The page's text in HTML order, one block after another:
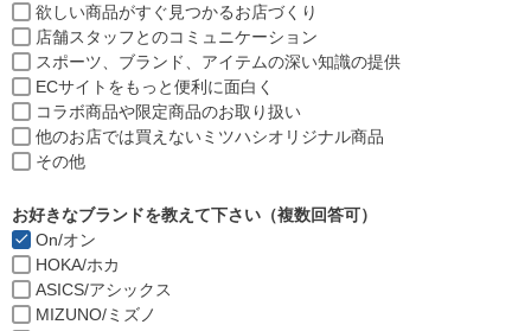
欲しい商品がすぐ見つかるお店づくり
店舗スタッフとのコミュニケーション
スポーツ、ブランド、アイテムの深い知識の提供
ECサイトをもっと便利に面白く
コラボ商品や限定商品のお取り扱い
他のお店では買えないミツハシオリジナル商品
その他
お好きなブランドを教えて下さい（複数回答可）
On/オン
HOKA/ホカ
ASICS/アシックス
MIZUNO/ミズノ